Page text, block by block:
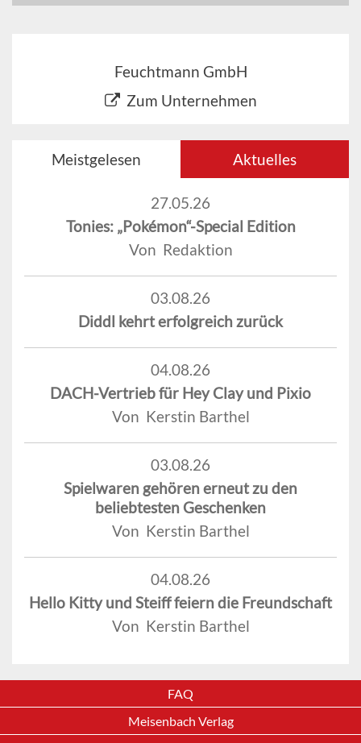
Feuchtmann GmbH
Zum Unternehmen
Meistgelesen Aktuelles
27.05.26
Tonies: „Pokémon“-Special Edition
Von Redaktion
03.08.26
Diddl kehrt erfolgreich zurück
04.08.26
DACH-Vertrieb für Hey Clay und Pixio
Von Kerstin Barthel
03.08.26
Spielwaren gehören erneut zu den
beliebtesten Geschenken
Von Kerstin Barthel
04.08.26
Hello Kitty und Steiff feiern die Freundschaft
Von Kerstin Barthel
FAQ
Meisenbach Verlag